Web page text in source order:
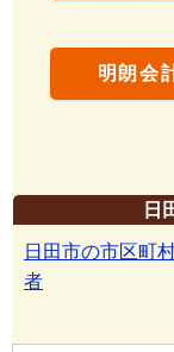
明朗会
日
日田市の市区町
者